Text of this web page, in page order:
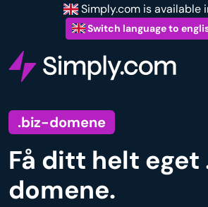
Simply.com is available
Switch language to
.biz-domene
Få ditt helt eget
domene.